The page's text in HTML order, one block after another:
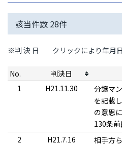
該当件数 28件
※判 決 日 クリックにより年月
No. 判決日
1
H21.11.30
分譲マ
を記載
の意思
130条
2
H21.7.16
相手方